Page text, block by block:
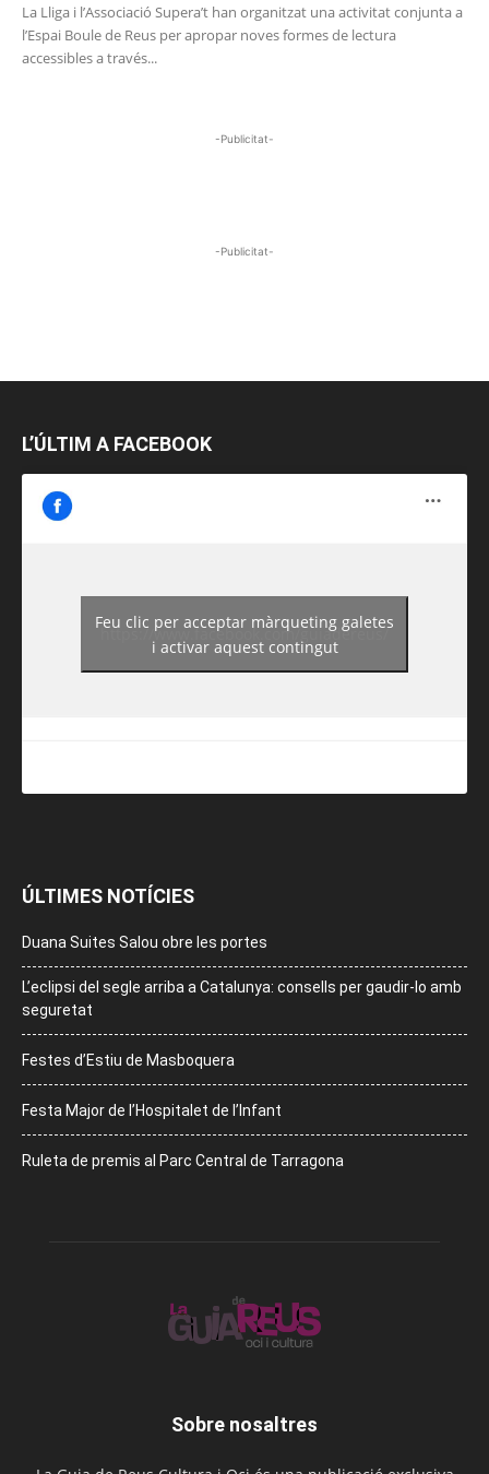
La Lliga i l’Associació Supera’t han organitzat una activitat conjunta a
l’Espai Boule de Reus per apropar noves formes de lectura
accessibles a través...
-Publicitat-
-Publicitat-
L’ÚLTIM A FACEBOOK
https://www.facebook.com/guiadereus/
Feu clic per acceptar màrqueting galetes
i activar aquest contingut
ÚLTIMES NOTÍCIES
Duana Suites Salou obre les portes
L’eclipsi del segle arriba a Catalunya: consells per gaudir-lo amb
seguretat
Festes d’Estiu de Masboquera
Festa Major de l’Hospitalet de l’Infant
Ruleta de premis al Parc Central de Tarragona
Sobre nosaltres